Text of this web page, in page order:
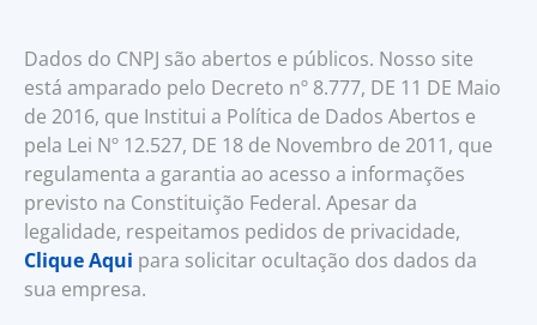
Dados do CNPJ são abertos e públicos. Nosso site
está amparado pelo Decreto nº 8.777, DE 11 DE Maio
de 2016, que Institui a Política de Dados Abertos e
pela Lei Nº 12.527, DE 18 de Novembro de 2011, que
regulamenta a garantia ao acesso a informações
previsto na Constituição Federal. Apesar da
legalidade, respeitamos pedidos de privacidade,
Clique Aqui para solicitar ocultação dos dados da
sua empresa.